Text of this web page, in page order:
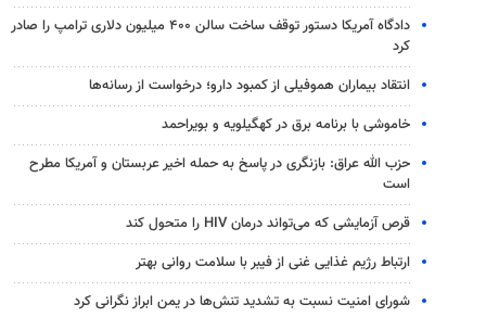
دادگاه آمریکا دستور توقف ساخت سالن ۴۰۰ میلیون دلاری ترامپ را صادر
کرد
انتقاد بیماران هموفیلی از کمبود دارو؛ درخواست از رسانه‌ها
خاموشی با برنامه برق در کهگیلویه و بویراحمد
حزب الله عراق: بازنگری در پاسخ به حمله اخیر عربستان و آمریکا مطرح
است
قرص آزمایشی که می‌تواند درمان HIV را متحول کند
ارتباط رژیم غذایی غنی از فیبر با سلامت روانی بهتر
شورای امنیت نسبت به تشدید تنش‌ها در یمن ابراز نگرانی کرد